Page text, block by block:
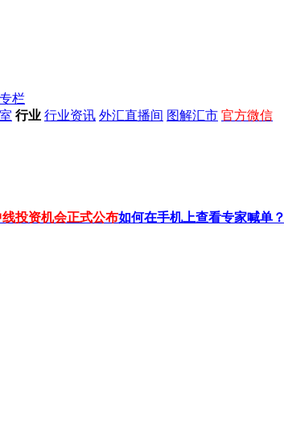
栏
行业 行业资讯 外汇直播间 图解汇市 官方微信
投资机会正式公布如何在手机上查看专家喊单？